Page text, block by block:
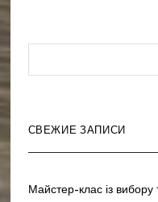
СВЕЖИЕ ЗАПИСИ
Майстер-клас із